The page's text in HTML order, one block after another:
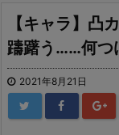
【キャラ】凸
躊躇う……何つ
2021年8月21日